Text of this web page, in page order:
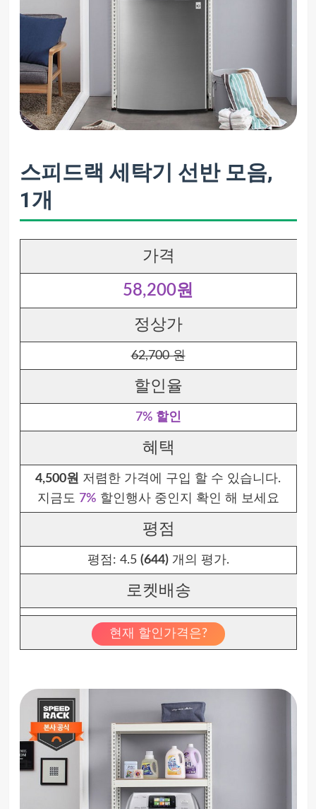
스피드랙 세탁기 선반 모음,
1개
가격
58,200원
정상가
62,700 원
할인율
7% 할인
혜택
4,500원 저렴한 가격에 구입 할 수 있습니다.
지금도 7% 할인행사 중인지 확인 해 보세요
평점
평점: 4.5 (644)개의 평가.
로켓배송
현재 할인가격은?